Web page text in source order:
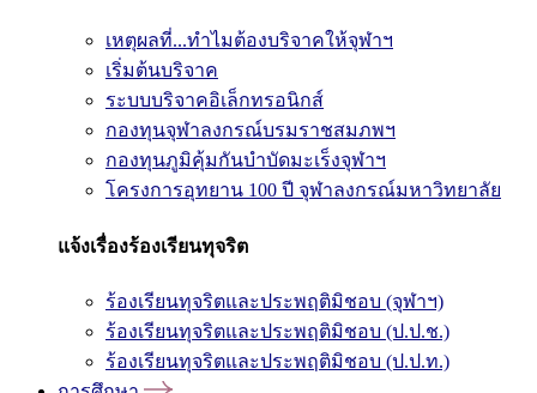
เหตุผลที่...ทำไมต้องบริจาคให้จุฬาฯ
เริ่มต้นบริจาค
ระบบบริจาคอิเล็กทรอนิกส์
กองทุนจุฬาลงกรณ์บรมราชสมภพฯ
กองทุนภูมิคุ้มกันบำบัดมะเร็งจุฬาฯ
โครงการอุทยาน 100 ปี จุฬาลงกรณ์มหาวิทยาลัย
แจ้งเรื่องร้องเรียนทุจริต
ร้องเรียนทุจริตและประพฤติมิชอบ (จุฬาฯ)
ร้องเรียนทุจริตและประพฤติมิชอบ (ป.ป.ช.)
ร้องเรียนทุจริตและประพฤติมิชอบ (ป.ป.ท.)